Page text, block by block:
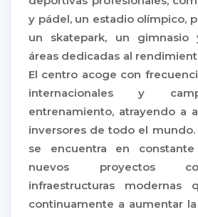
y pádel, un estadio olímpico,
un skatepark, un gimnasio
áreas dedicadas al
El centro acoge con
internacionales y
entrenamiento, atrayendo a
inversores de todo el mundo.
se encuentra en
nuevos proyectos
infraestructuras modernas
continuamente a aumentar